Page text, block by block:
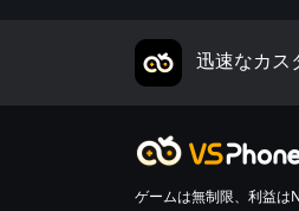
迅速なカス
ゲームは無制限、利益は